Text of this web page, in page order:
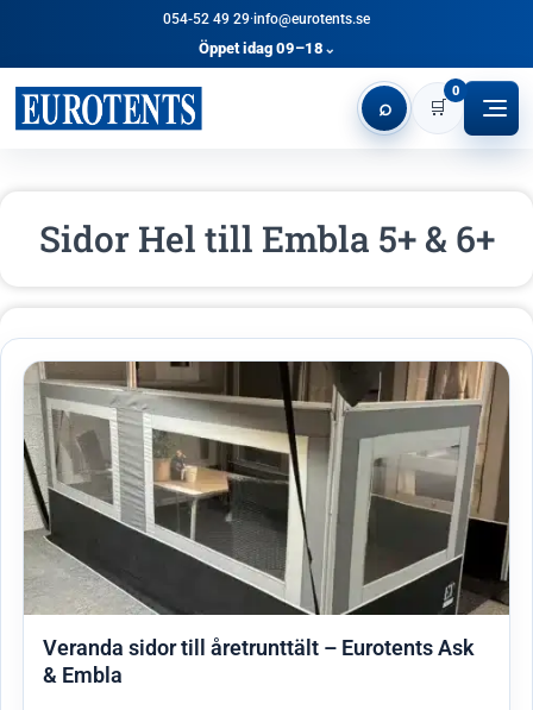
054-52 49 29·info@eurotents.se
Öppet idag 09–18 ⌄
⌕ 🛒
0
Sidor Hel till Embla 5+ & 6+
Veranda sidor till åretrunttält – Eurotents Ask
& Embla